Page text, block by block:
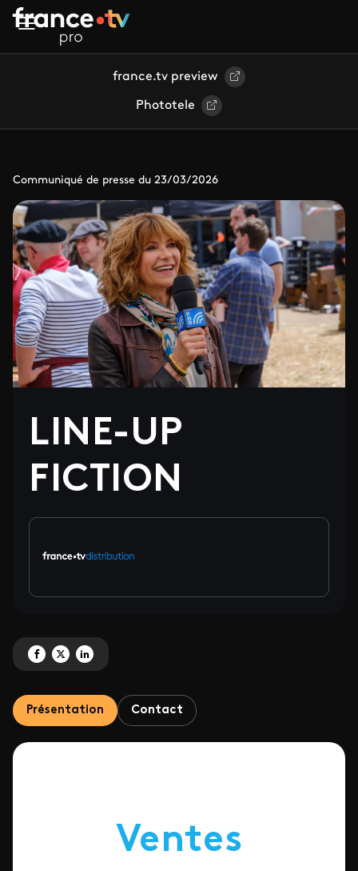
Aller au contenu principal
france.tv preview
Phototele
Communiqué de presse du 23/03/2026
LINE-UP
FICTION
Partagez 'LINE-UP FICTION' sur Facebook
Partagez 'LINE-UP FICTION' sur X
Partagez 'LINE-UP FICTION' sur LinkedIn
Présentation Contact
Ventes